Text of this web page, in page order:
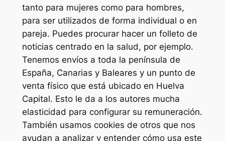
tanto para mujeres como para hombres,
para ser utilizados de forma individual o en
pareja. Puedes procurar hacer un folleto de
noticias centrado en la salud, por ejemplo.
Tenemos envíos a toda la península de
España, Canarias y Baleares y un punto de
venta físico que está ubicado en Huelva
Capital. Esto le da a los autores mucha
elasticidad para configurar su remuneración.
También usamos cookies de otros que nos
ayudan a analizar y entender cómo usa este